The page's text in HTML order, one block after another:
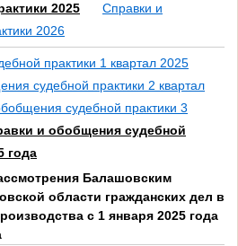
2025
Справки и
2026
практики 1 квартал 2025
судебной практики 2 квартал
судебной практики 3
и обобщения судебной
года
Балашовским
области гражданских дел в
с 1 января 2025 года